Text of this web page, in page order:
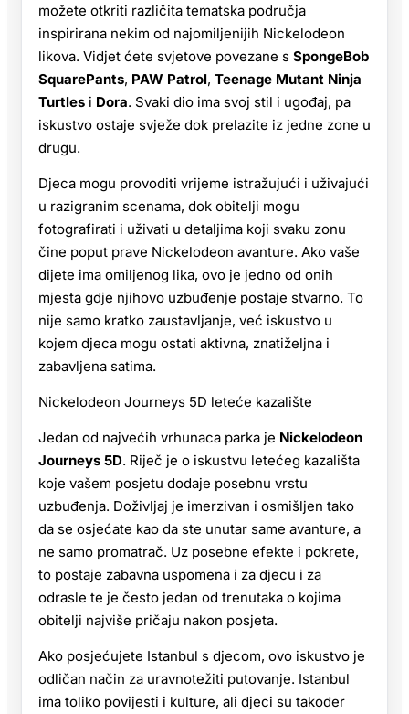
možete otkriti različita tematska područja
inspirirana nekim od najomiljenijih Nickelodeon
likova. Vidjet ćete svjetove povezane s SpongeBob
SquarePants, PAW Patrol, Teenage Mutant Ninja
Turtles i Dora. Svaki dio ima svoj stil i ugođaj, pa
iskustvo ostaje svježe dok prelazite iz jedne zone u
drugu.
Djeca mogu provoditi vrijeme istražujući i uživajući
u razigranim scenama, dok obitelji mogu
fotografirati i uživati u detaljima koji svaku zonu
čine poput prave Nickelodeon avanture. Ako vaše
dijete ima omiljenog lika, ovo je jedno od onih
mjesta gdje njihovo uzbuđenje postaje stvarno. To
nije samo kratko zaustavljanje, već iskustvo u
kojem djeca mogu ostati aktivna, znatiželjna i
zabavljena satima.
Nickelodeon Journeys 5D leteće kazalište
Jedan od najvećih vrhunaca parka je Nickelodeon
Journeys 5D. Riječ je o iskustvu letećeg kazališta
koje vašem posjetu dodaje posebnu vrstu
uzbuđenja. Doživljaj je imerzivan i osmišljen tako
da se osjećate kao da ste unutar same avanture, a
ne samo promatrač. Uz posebne efekte i pokrete,
to postaje zabavna uspomena i za djecu i za
odrasle te je često jedan od trenutaka o kojima
obitelji najviše pričaju nakon posjeta.
Ako posjećujete Istanbul s djecom, ovo iskustvo je
odličan način za uravnotežiti putovanje. Istanbul
ima toliko povijesti i kulture, ali djeci su također